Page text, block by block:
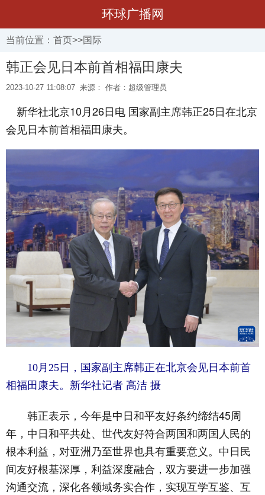
环球广播网
当前位置： 首页>>国际
韩正会见日本前首相福田康夫
2023-10-27 11:08:07 来源： 作者：超级管理员
新华社北京10月26日电 国家副主席韩正25日在北京
会见日本前首相福田康夫。
10月25日，国家副主席韩正在北京会见日本前首
相福田康夫。新华社记者 高洁 摄
韩正表示，今年是中日和平友好条约缔结45周
年，中日和平共处、世代友好符合两国和两国人民的
根本利益，对亚洲乃至世界也具有重要意义。中日民
间友好根基深厚，利益深度融合，双方要进一步加强
沟通交流，深化各领域务实合作，实现互学互鉴、互